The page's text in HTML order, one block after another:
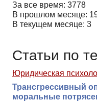
За все время: 3778
В прошлом месяце:
В текущем месяце: 3
Статьи по
Юридическая
Трансгрессивный
моральные